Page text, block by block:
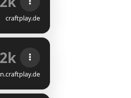
craftplay.de
2k